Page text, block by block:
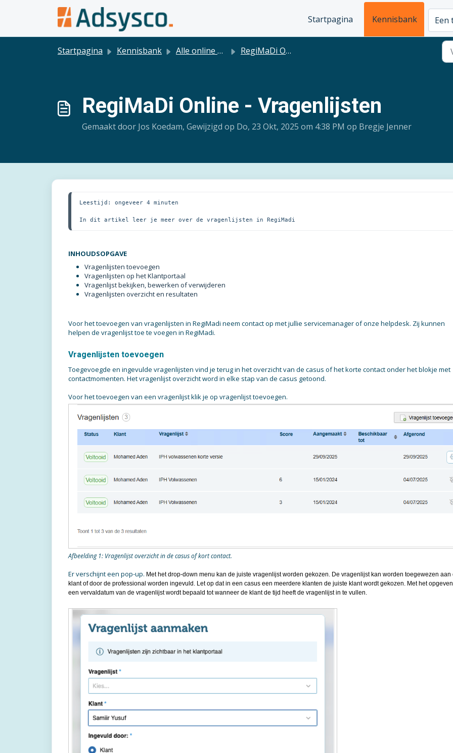
Doorgaan naar hoofdinhoud
Startpagina
Kennisbank Een
Startpagina Kennisbank Alle online modules RegiMaDi Online
RegiMaDi Online - Vragenlijsten
Gemaakt door Jos Koedam, Gewijzigd op Do, 23 Okt, 2025 om 4:38 PM op Bregje Jenner
Leestijd: ongeveer 4 minuten
In dit artikel leer je meer over de vragenlijsten in RegiMadi
INHOUDSOPGAVE
Vragenlijsten toevoegen
Vragenlijsten op het Klantportaal
Vragenlijst bekijken, bewerken of verwijderen
Vragenlijsten overzicht en resultaten
Voor het toevoegen van vragenlijsten in RegiMadi neem contact op met jullie servicemanager of onze helpdesk. Zij kunnen
helpen de vragenlijst toe te voegen in RegiMadi.
Vragenlijsten toevoegen
Toegevoegde en ingevulde vragenlijsten vind je terug in het overzicht van de casus of het korte contact onder het blokje met
contactmomenten. Het vragenlijst overzicht word in elke stap van de casus getoond.
Voor het toevoegen van een vragenlijst klik je op vragenlijst toevoegen.
Afbeelding 1: Vragenlijst overzicht in de casus of kort contact.
Er verschijnt een pop-up. Met het drop-down menu kan de juiste vragenlijst worden gekozen. De vragenlijst kan worden toegewezen aan
klant of door de professional worden ingevuld. Let op dat in een casus een meerdere klanten de juiste klant wordt gekozen. Met het
een vervaldatum van de vragenlijst wordt bepaald tot wanneer de klant de tijd heeft de vragenlijst in te vullen.